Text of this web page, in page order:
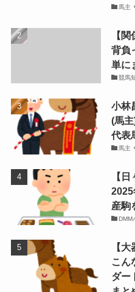
馬主
【
背負
単に
競馬
小林
(馬
代表
馬主
【
産駒
DMM
【
こん
ダー